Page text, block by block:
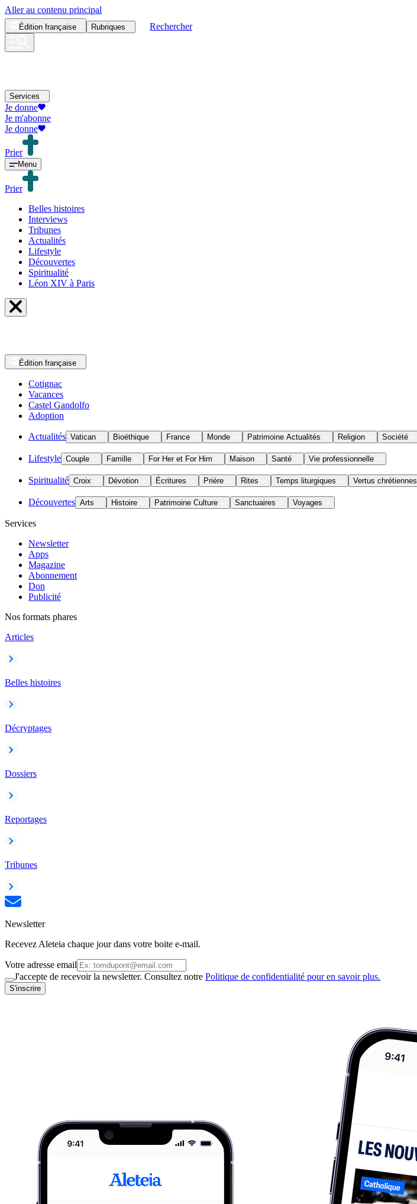
Aller au contenu principal
Édition française Rubriques Rechercher
Services
Je donne
Je m'abonne
Je donne
Prier
Menu
Prier
Belles histoires
Interviews
Tribunes
Actualités
Lifestyle
Découvertes
Spiritualité
Léon XIV à Paris
Édition française
Cotignac
Vacances
Castel Gandolfo
Adoption
Actualités Vatican Bioéthique France Monde Patrimoine Actualités Religion Société
Lifestyle Couple Famille For Her et For Him Maison Santé Vie professionnelle
Spiritualité Croix Dévotion Écritures Prière Rites Temps liturgiques Vertus chrétiennes
Découvertes Arts Histoire Patrimoine Culture Sanctuaires Voyages
Services
Newsletter
Apps
Magazine
Abonnement
Don
Publicité
Nos formats phares
Articles
Belles histoires
Décryptages
Dossiers
Reportages
Tribunes
Newsletter
Recevez Aleteia chaque jour dans votre boite e-mail.
Votre adresse email
J'accepte de recevoir la newsletter. Consultez notre Politique de confidentialité pour en savoir plus.
S'inscrire